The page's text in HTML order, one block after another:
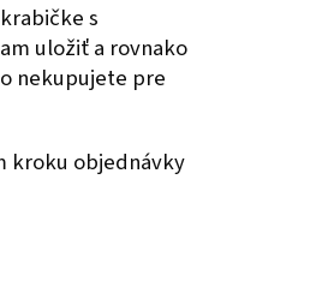
s
uložiť a rovnako
nekupujete pre
kroku objednávky